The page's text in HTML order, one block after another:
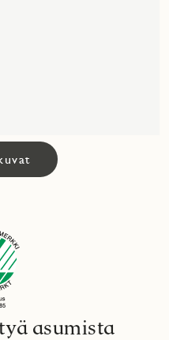
asumista